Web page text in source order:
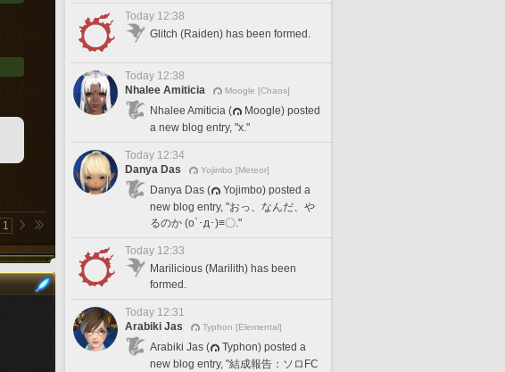
1
Today 12:38
Glitch (Raiden) has been formed.
Today 12:38
Nhalee Amiticia
Moogle [Chaos]
Nhalee Amiticia (
Moogle) posted
a new blog entry, "x."
Today 12:34
Danya Das
Yojimbo [Meteor]
Danya Das (
Yojimbo) posted a
new blog entry, "おっ、なんだ、や
るのか (o`･д･)≡〇."
Today 12:33
Marilicious (Marilith) has been
formed.
Today 12:31
Arabiki Jas
Typhon [Elemental]
Arabiki Jas (
Typhon) posted a
new blog entry, "結成報告：ソロFC